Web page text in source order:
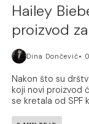
Hailey
proizvod
Dina Dončević
Nakon što su
koji novi proizvod
se kretala od SPF